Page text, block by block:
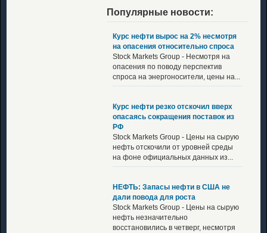
Популярные новости:
Курс нефти вырос на 2% несмотря
на опасения относительно спроса
Stock Markets Group - Несмотря на
опасения по поводу перспектив
спроса на энергоносители, цены на...
Курс нефти резко отскочил вверх
опасаясь сокращения поставок из
РФ
Stock Markets Group - Цены на сырую
нефть отскочили от уровней среды
на фоне официальных данных из...
НЕФТЬ: Запасы нефти в США не
дали повода для роста
Stock Markets Group - Цены на сырую
нефть незначительно
восстановились в четверг, несмотря